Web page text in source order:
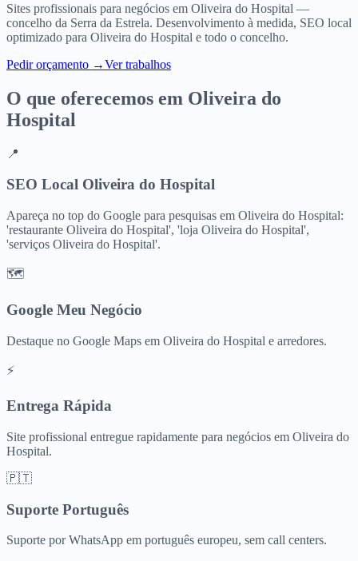
Sites profissionais para negócios em Oliveira do Hospital —
concelho da Serra da Estrela. Desenvolvimento à medida, SEO local
optimizado para Oliveira do Hospital e todo o concelho.
Pedir orçamento →Ver trabalhos
O que oferecemos em Oliveira do
Hospital
📍
SEO Local Oliveira do Hospital
Apareça no top do Google para pesquisas em Oliveira do Hospital:
'restaurante Oliveira do Hospital', 'loja Oliveira do Hospital',
'serviços Oliveira do Hospital'.
🗺️
Google Meu Negócio
Destaque no Google Maps em Oliveira do Hospital e arredores.
⚡
Entrega Rápida
Site profissional entregue rapidamente para negócios em Oliveira do
Hospital.
🇵🇹
Suporte Português
Suporte por WhatsApp em português europeu, sem call centers.